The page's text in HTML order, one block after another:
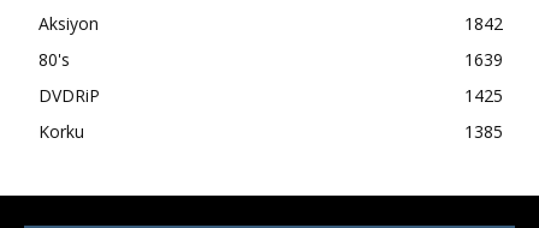
Aksiyon
1842
80's
1639
DVDRiP
1425
Korku
1385